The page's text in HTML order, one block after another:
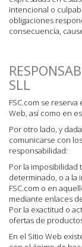
intencional o
obligaciones
consecuencia,
SLL
FSC.com se
Web, así como en
Por otro lado, y
comunicarse con
responsabilidad:
Por la imposibilidad
determinado, o a la
FSC.com o en
mediante enlaces
Por la exactitud o
ofertas de
En el Sitio Web